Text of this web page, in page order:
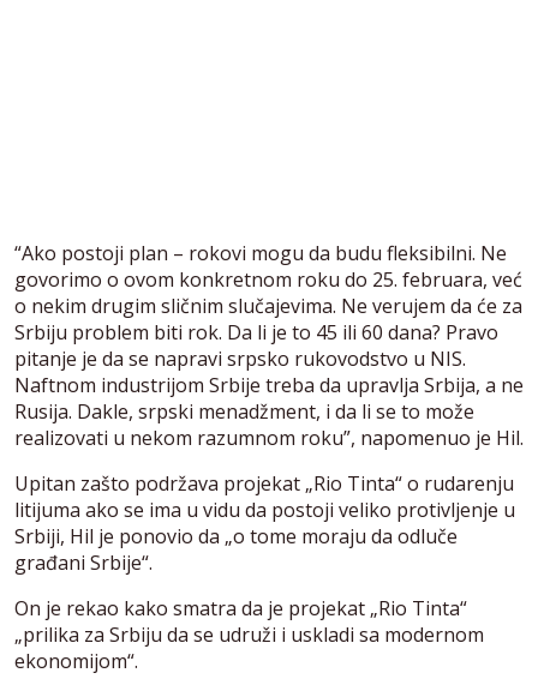
“Ako postoji plan – rokovi mogu da budu fleksibilni. Ne
govorimo o ovom konkretnom roku do 25. februara, već
o nekim drugim sličnim slučajevima. Ne verujem da će za
Srbiju problem biti rok. Da li je to 45 ili 60 dana? Pravo
pitanje je da se napravi srpsko rukovodstvo u NIS.
Naftnom industrijom Srbije treba da upravlja Srbija, a ne
Rusija. Dakle, srpski menadžment, i da li se to može
realizovati u nekom razumnom roku”, napomenuo je Hil.
Upitan zašto podržava projekat „Rio Tinta“ o rudarenju
litijuma ako se ima u vidu da postoji veliko protivljenje u
Srbiji, Hil je ponovio da „o tome moraju da odluče
građani Srbije“.
On je rekao kako smatra da je projekat „Rio Tinta“
„prilika za Srbiju da se udruži i uskladi sa modernom
ekonomijom“.